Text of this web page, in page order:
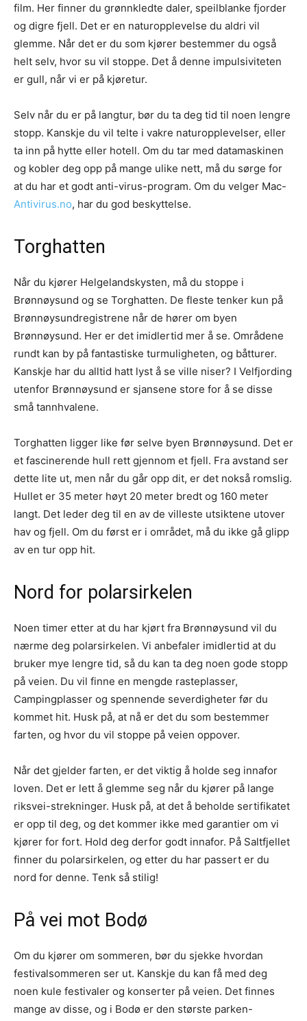
film. Her finner du grønnkledte daler, speilblanke fjorder
og digre fjell. Det er en naturopplevelse du aldri vil
glemme. Når det er du som kjører bestemmer du også
helt selv, hvor su vil stoppe. Det å denne impulsiviteten
er gull, når vi er på kjøretur.
Selv når du er på langtur, bør du ta deg tid til noen lengre
stopp. Kanskje du vil telte i vakre naturopplevelser, eller
ta inn på hytte eller hotell. Om du tar med datamaskinen
og kobler deg opp på mange ulike nett, må du sørge for
at du har et godt anti-virus-program. Om du velger Mac-
Antivirus.no, har du god beskyttelse.
Torghatten
Når du kjører Helgelandskysten, må du stoppe i
Brønnøysund og se Torghatten. De fleste tenker kun på
Brønnøysundregistrene når de hører om byen
Brønnøysund. Her er det imidlertid mer å se. Områdene
rundt kan by på fantastiske turmuligheten, og båtturer.
Kanskje har du alltid hatt lyst å se ville niser? I Velfjording
utenfor Brønnøysund er sjansene store for å se disse
små tannhvalene.
Torghatten ligger like før selve byen Brønnøysund. Det er
et fascinerende hull rett gjennom et fjell. Fra avstand ser
dette lite ut, men når du går opp dit, er det nokså romslig.
Hullet er 35 meter høyt 20 meter bredt og 160 meter
langt. Det leder deg til en av de villeste utsiktene utover
hav og fjell. Om du først er i området, må du ikke gå glipp
av en tur opp hit.
Nord for polarsirkelen
Noen timer etter at du har kjørt fra Brønnøysund vil du
nærme deg polarsirkelen. Vi anbefaler imidlertid at du
bruker mye lengre tid, så du kan ta deg noen gode stopp
på veien. Du vil finne en mengde rasteplasser,
Campingplasser og spennende severdigheter før du
kommet hit. Husk på, at nå er det du som bestemmer
farten, og hvor du vil stoppe på veien oppover.
Når det gjelder farten, er det viktig å holde seg innafor
loven. Det er lett å glemme seg når du kjører på lange
riksvei-strekninger. Husk på, at det å beholde sertifikatet
er opp til deg, og det kommer ikke med garantier om vi
kjører for fort. Hold deg derfor godt innafor. På Saltfjellet
finner du polarsirkelen, og etter du har passert er du
nord for denne. Tenk så stilig!
På vei mot Bodø
Om du kjører om sommeren, bør du sjekke hvordan
festivalsommeren ser ut. Kanskje du kan få med deg
noen kule festivaler og konserter på veien. Det finnes
mange av disse, og i Bodø er den største parken-